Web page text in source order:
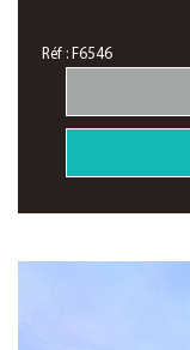
Réf : F6546